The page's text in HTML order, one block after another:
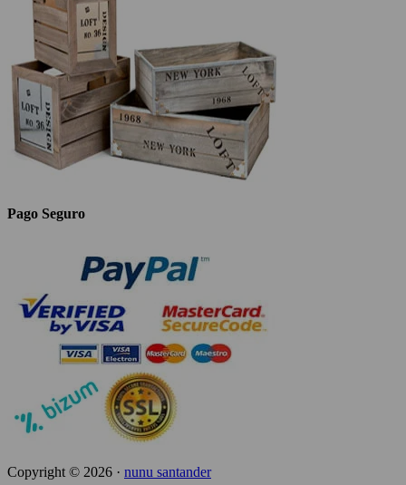
Pago Seguro
Copyright © 2026 · nunu santander